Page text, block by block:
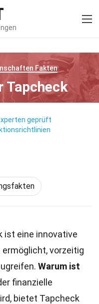
Fakten
Tapcheck
geprüft
ist eine innovative
vorzeitig
Warum ist
finanzielle
bietet Tapcheck